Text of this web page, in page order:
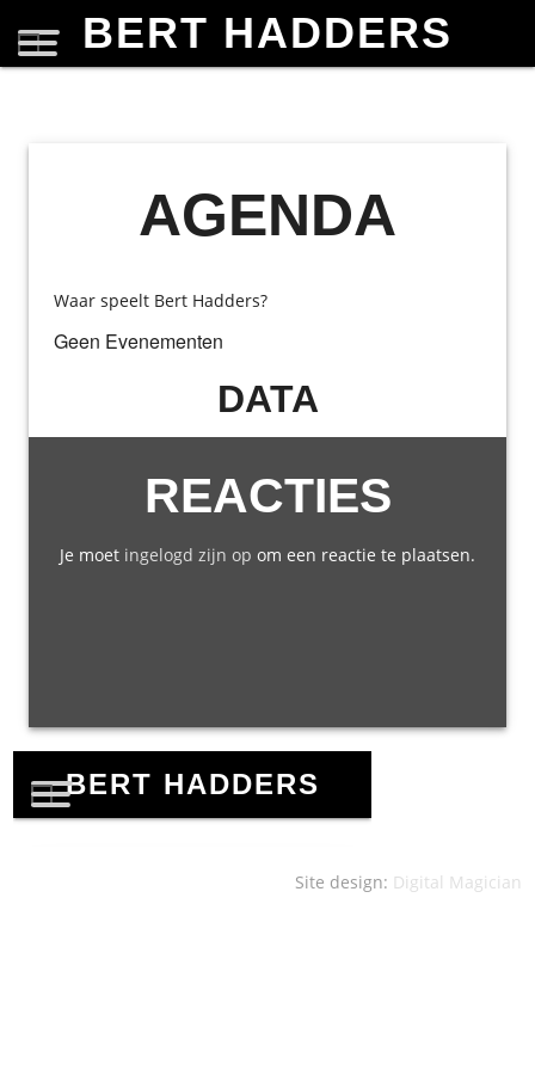
BERT HADDERS
AGENDA
Waar speelt Bert Hadders?
Geen Evenementen
DATA
REACTIES
Je moet ingelogd zijn op om een reactie te plaatsen.
Site design: Digital Magician